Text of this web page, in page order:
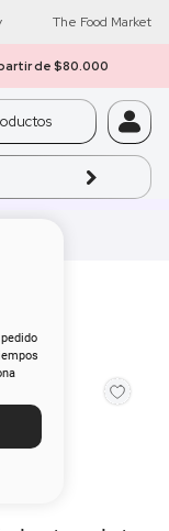
The Food Market
de $80.000
ml